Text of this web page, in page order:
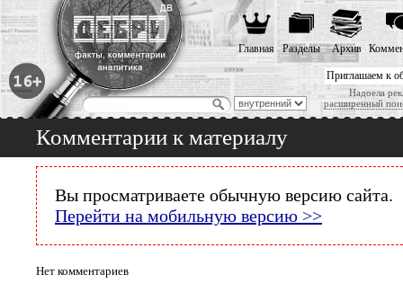
Приглашаем к
Надоела
расширенный
Главная Разделы Архив
Комментарии к материалу
Вы просматриваете обычную версию сайта.
Перейти на мобильную версию >>
Нет комментариев